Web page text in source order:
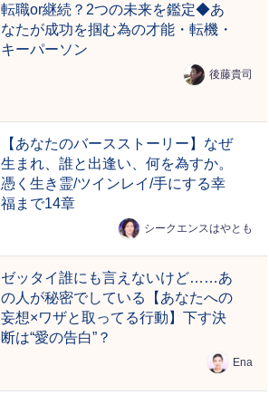
転職or継続？2つの未来を鑑定◆あ
なたが成功を掴む為の才能・転機・
キーパーソン
後藤貴司
【あなたのバースストーリー】なぜ
生まれ、誰と出逢い、何を為すか。
憑く生き霊/ツインレイ/手にする幸
福まで14章
シークエンスはやとも
ゼッタイ誰にも言えないけど……あ
の人が秘密でしている【あなたへの
妄想×ワザと取ってる行動】下す決
断は“愛の告白”？
Ena